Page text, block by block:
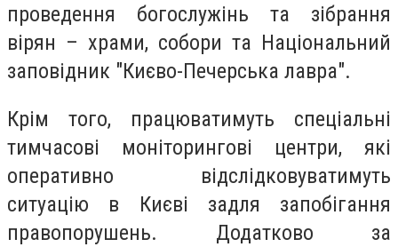
проведення богослужінь та зібрання
вірян – храми, собори та Національний
заповідник "Києво-Печерська лавра".
Крім того, працюватимуть спеціальні
тимчасові моніторингові центри, які
оперативно відслідковуватимуть
ситуацію в Києві задля запобігання
правопорушень. Додатково за